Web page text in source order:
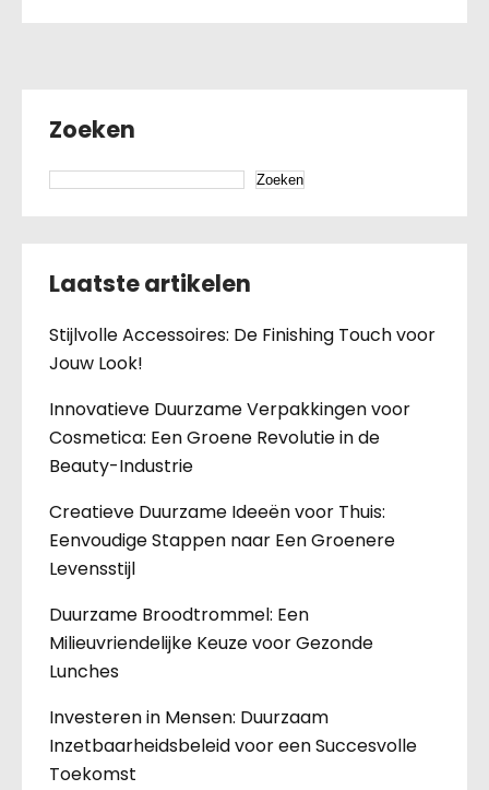
Zoeken
Zoeken
Laatste artikelen
Stijlvolle Accessoires: De Finishing Touch voor
Jouw Look!
Innovatieve Duurzame Verpakkingen voor
Cosmetica: Een Groene Revolutie in de
Beauty-Industrie
Creatieve Duurzame Ideeën voor Thuis:
Eenvoudige Stappen naar Een Groenere
Levensstijl
Duurzame Broodtrommel: Een
Milieuvriendelijke Keuze voor Gezonde
Lunches
Investeren in Mensen: Duurzaam
Inzetbaarheidsbeleid voor een Succesvolle
Toekomst